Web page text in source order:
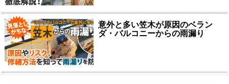
意外と多い笠木が原因のベラン
ダ・バルコニーからの雨漏り